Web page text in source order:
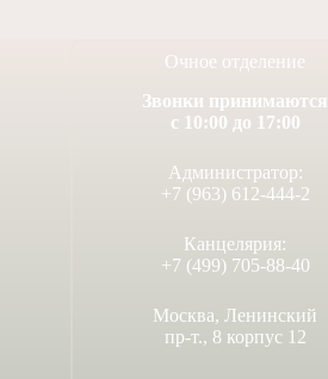
Очное отделение
Звонки принимаются
с 10:00 до 17:00
Администратор:
+7 (963) 612-444-2
Канцелярия:
+7 (499) 705-88-40
Москва, Ленинский
пр-т., 8 корпус 12